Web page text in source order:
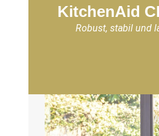
KitchenAid
Robust, stabil und